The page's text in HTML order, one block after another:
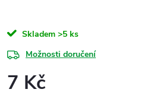
Skladem >5 ks
Možnosti doručení
7 Kč